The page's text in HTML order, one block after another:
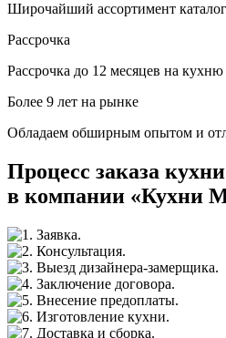
Широчайший ассортимент
Рассрочка
Рассрочка до 12 месяцев на кухню
Более 9 лет на рынке
Обладаем обширным опытом и
Процесс заказа кухни
в компании «Кухни